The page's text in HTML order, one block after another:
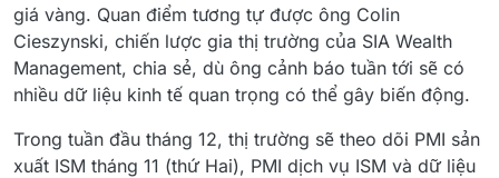
giá vàng. Quan điểm tương tự được ông Colin
Cieszynski, chiến lược gia thị trường của SIA Wealth
Management, chia sẻ, dù ông cảnh báo tuần tới sẽ có
nhiều dữ liệu kinh tế quan trọng có thể gây biến động.
Trong tuần đầu tháng 12, thị trường sẽ theo dõi PMI sản
xuất ISM tháng 11 (thứ Hai), PMI dịch vụ ISM và dữ liệu